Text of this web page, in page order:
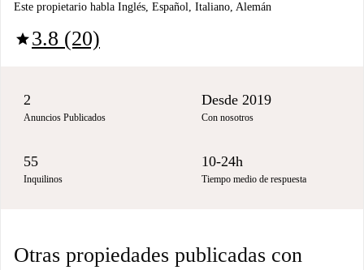
Este propietario habla Inglés, Español, Italiano, Alemán
star3.8 (20)
2
Anuncios Publicados
Desde 2019
Con nosotros
55
Inquilinos
10-24h
Tiempo medio de respuesta
Otras propiedades publicadas con